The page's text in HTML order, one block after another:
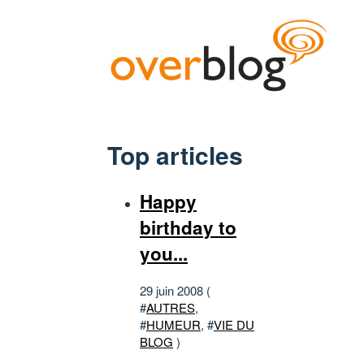
Top articles
Happy
birthday to
you...
29 juin 2008 (
#AUTRES,
#HUMEUR, #VIE DU
BLOG )